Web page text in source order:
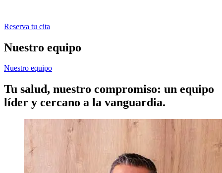
Reserva tu cita
Nuestro equipo
Nuestro equipo
Tu salud, nuestro compromiso: un equipo
líder y cercano a la vanguardia.